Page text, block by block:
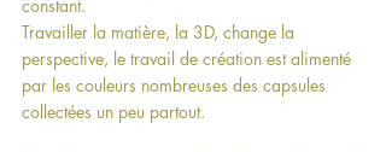
constant.
Travailler la matière, la 3D, change la
perspective, le travail de création est alimenté
par les couleurs nombreuses des capsules
collectées un peu partout.